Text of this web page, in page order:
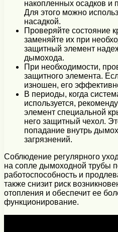
накопленных осадков и
Для этого можно
насадкой.
Проверяйте состояние
заменяйте их при
защитный элемент
дымохода.
При необходимости,
защитного элемента.
изношен, его
В периоды, когда
используется,
элемент специальной
него защитный чехол.
попадание внутрь
загрязнений.
Соблюдение регулярного
на сопле дымоходной трубы
работоспособность и
также снизит риск
отопления и обеспечит ее
функционирование.